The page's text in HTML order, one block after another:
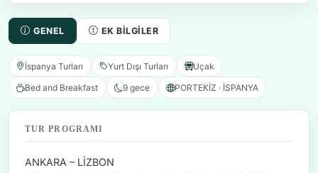
GENEL EK BILGILER
İspanya Turları Yurt Dışı Turları Uçak
Bed and Breakfast 9 gece PORTEKİZ · İSPANYA
TUR PROGRAMI
ANKARA – LİZBON